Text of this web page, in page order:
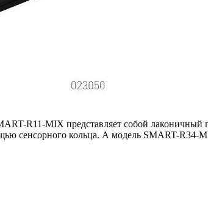
R11-MIX представляет собой
сенсорного кольца. А модель SMART-R34-